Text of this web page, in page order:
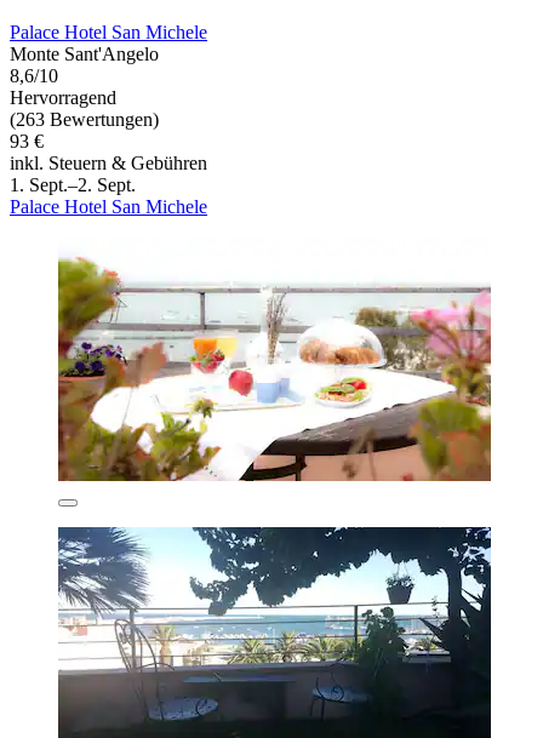
Palace Hotel San Michele
Monte Sant'Angelo
8,6/10
Hervorragend
(263 Bewertungen)
93 €
inkl. Steuern & Gebühren
1. Sept.–2. Sept.
Palace Hotel San Michele